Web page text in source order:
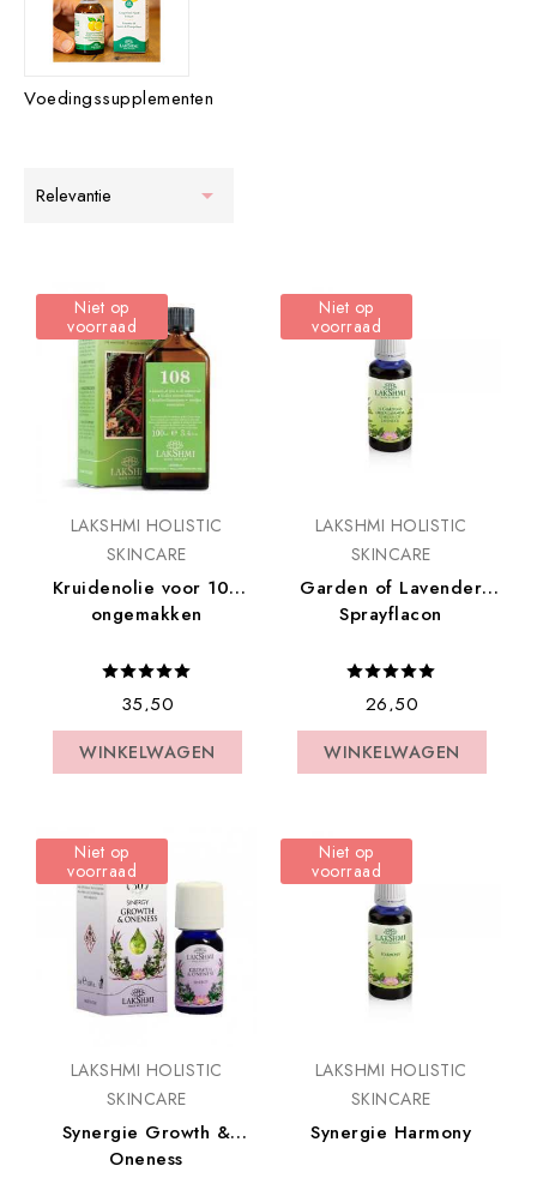
Voedingssupplementen
Relevantie 
Niet op
voorraad
LAKSHMI HOLISTIC
SKINCARE
Kruidenolie voor 108
ongemakken
€ 35,50
WINKELWAGEN
WINKELWAGEN
Niet op
voorraad
LAKSHMI HOLISTIC
SKINCARE
Garden of Lavender
Sprayflacon
€ 26,50
WINKELWAGEN
WINKELWAGEN
Niet op
voorraad
LAKSHMI HOLISTIC
SKINCARE
Synergie Growth &
Oneness
Niet op
voorraad
LAKSHMI HOLISTIC
SKINCARE
Synergie Harmony